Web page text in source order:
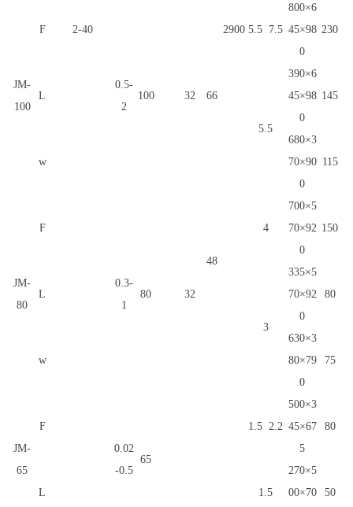
2-40 2900
JM-
100
F
0.5-
2
100 32 66
5.5 7.5
800×6
45×98
0
230
L
5.5
390×6
45×98
0
145
w
680×3
70×90
0
115
JM-
80
F
0.3-
1
80 32
48
4
700×5
70×92
0
150
L
3
335×5
70×92
0
80
w
630×3
80×79
0
75
JM-
65
F
0.02
-0.5
65
1.5 2.2
500×3
45×67
5
80
L 1.5
270×5
00×70
50